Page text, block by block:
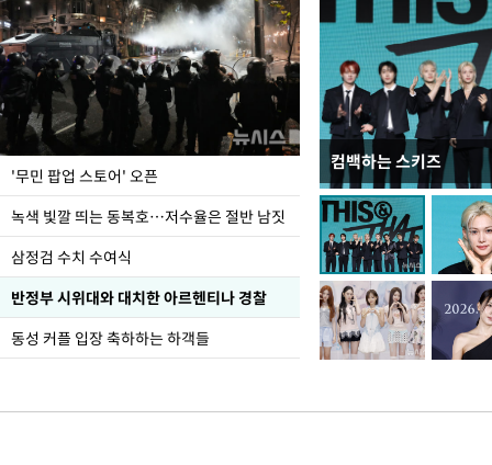
'무민 팝업 스토어' 오픈
녹색 빛깔 띄는 동복호…저수율은 절반 남짓
삼정검 수치 수여식
반정부 시위대와 대치한 아르헨티나 경찰
동성 커플 입장 축하하는 하객들
컴백하는 스키즈
지석천 뒤덮은 개구리